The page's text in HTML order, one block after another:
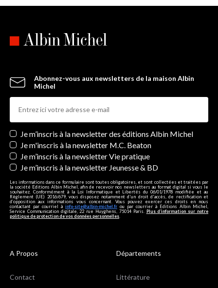
Abonnez-vous aux newsletters de la maison Albin
Michel
Newsletters
Je m’inscris à la newsletter des éditions Albin Michel
Je m'inscris à la newsletter M.C. Beaton
Je m’inscris à la newsletter Vie pratique
Je m’inscris à la newsletter Jeunesse & BD
Les informations dans ce formulaire sont toutes obligatoires, et sont collectées et traitées par
la société Editions Albin Michel, afin de recevoir nos newsletters au format digital si vous le
souhaitez. Conformément à la Loi Informatique et Libertés du 06/01/1978 modifiée et au
Règlement (UE) 2016/679, vous disposez notamment d'un droit d'accès, de rectification et
d’opposition aux informations vous concernant. Vous pouvez exercer ces droits en nous
contactant par courriel à info-site@albin-michel.fr ou par courrier à Editions Albin Michel,
Service Communication digitale, 22 rue Huyghens, 75014 Paris. Plus d’information sur notre
politique de protection de vos données personnelles
A Propos
Contact
Départements
Littérature